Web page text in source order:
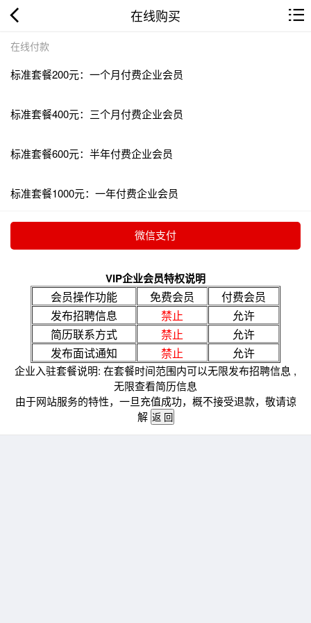
在线购买
在线付款
标准套餐200元：一个月付费企业会员
标准套餐400元：三个月付费企业会员
标准套餐600元：半年付费企业会员
标准套餐1000元：一年付费企业会员
VIP企业会员特权说明
会员操作功能 免费会员
付费会员
发布招聘信息
禁止
允许
简历联系方式
禁止
允许
发布面试通知
禁止 允许
企业入驻套餐说明: 在套餐时间范围内可以无限发布招聘信息 ,
无限查看简历信息
由于网站服务的特性，一旦充值成功，概不接受退款，敬请谅
解